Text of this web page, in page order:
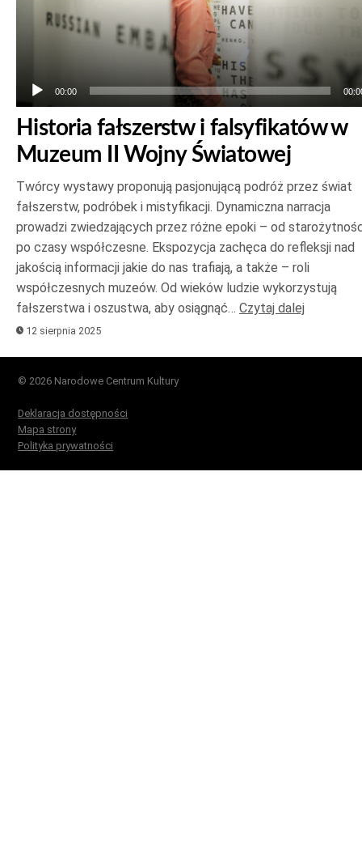
00:00
Historia fałszerstw i falsyfikatów w
Muzeum II Wojny Światowej
Twórcy wystawy proponują pasjonującą podróż przez świat
fałszerstw, podróbek i mistyfikacji. Dynamiczna narracja
prowadzi zwiedzających przez różne epoki – od
po czasy współczesne. Ekspozycja zachęca do refleksji nad
jakością informacji jakie do nas trafiają, a także – roli
współczesnych muzeów. Od wieków ludzie wykorzystują
fałszerstwa i oszustwa, aby osiągnąć… Czytaj dalej
12 sierpnia 2025
© 2026 Narodowe Centrum Kultury
Deklaracja dostępności
Mapa strony
Polityka prywatności